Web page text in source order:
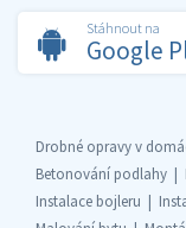
Stáhnout na
Google
Drobné opravy v
Betonování podlahy
Instalace bojleru